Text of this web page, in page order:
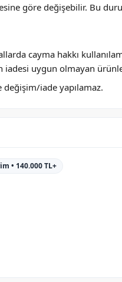
göre değişebilir. Bu
cayma hakkı
iadesi uygun olmayan
iade yapılamaz.
• 140.000 TL+